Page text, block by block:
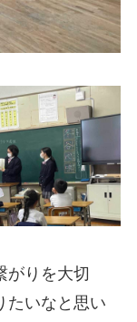
がりを大切
たいなと思い